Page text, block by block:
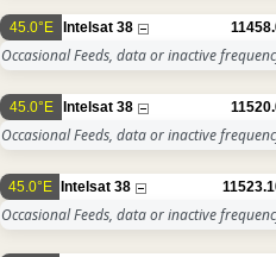
45.0°E Intelsat 38
Occasional Feeds, data or inactive
45.0°E Intelsat 38
Occasional Feeds, data or inactive
45.0°E Intelsat 38
Occasional Feeds, data or inactive